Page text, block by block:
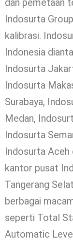
dan pemetaan
Indosurta
kalibrasi.
Indonesia
Indosurta
Indosurta
Surabaya,
Medan,
Indosurta
Indosurta
kantor pusat
Tangerang
berbagai
seperti Total
Automatic